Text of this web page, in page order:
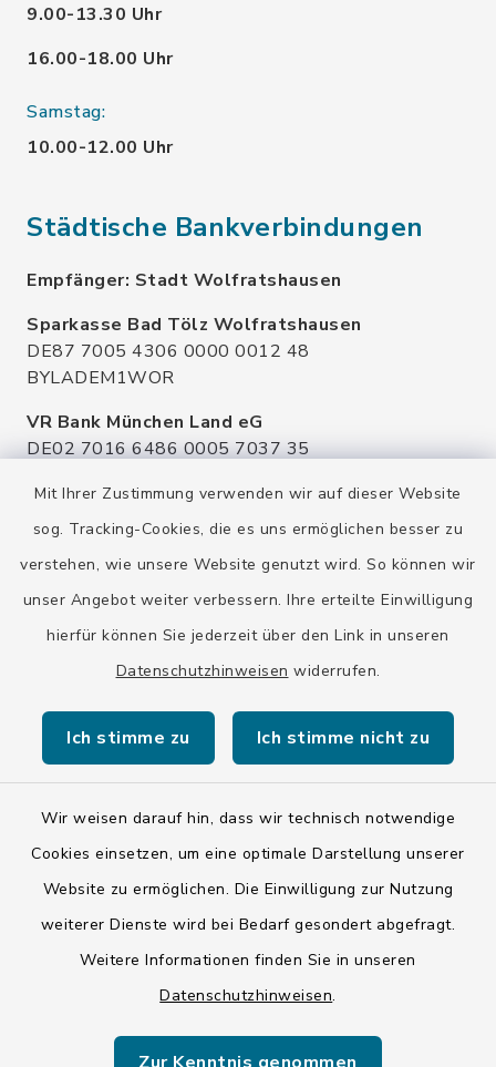
Mit Ihrer Zustimmung verwenden wir auf dieser Website
sog. Tracking-Cookies, die es uns ermöglichen besser zu
verstehen, wie unsere Website genutzt wird. So können wir
unser Angebot weiter verbessern. Ihre erteilte Einwilligung
hierfür können Sie jederzeit über den Link in unseren
Datenschutzhinweisen widerrufen.
Ich stimme zu Ich stimme nicht zu
Wir weisen darauf hin, dass wir technisch notwendige
Cookies einsetzen, um eine optimale Darstellung unserer
Website zu ermöglichen. Die Einwilligung zur Nutzung
weiterer Dienste wird bei Bedarf gesondert abgefragt.
Weitere Informationen finden Sie in unseren
Datenschutzhinweisen.
9.00-13.30 Uhr
16.00-18.00 Uhr
Samstag:
10.00-12.00 Uhr
Städtische Bankverbindungen
Empfänger: Stadt Wolfratshausen
Sparkasse Bad Tölz Wolfratshausen
DE87 7005 4306 0000 0012 48
BYLADEM1WOR
VR Bank München Land eG
DE02 7016 6486 0005 7037 35
Raiffeisenbank Isar Loisachtal eG
DE92 7016 9543 0001 0005 00
GENODEF1HHS
HypoVereinsbank
DE20 7002 0270 3630 1010 09
HYVEDEMMXXX
Kontakt
Datenschutz